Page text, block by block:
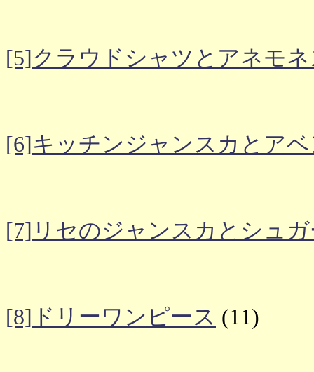
[5]クラウドシャツとアネモ
[6]キッチンジャンスカとア
[7]リセのジャンスカとシュ
[8]ドリーワンピース (11)